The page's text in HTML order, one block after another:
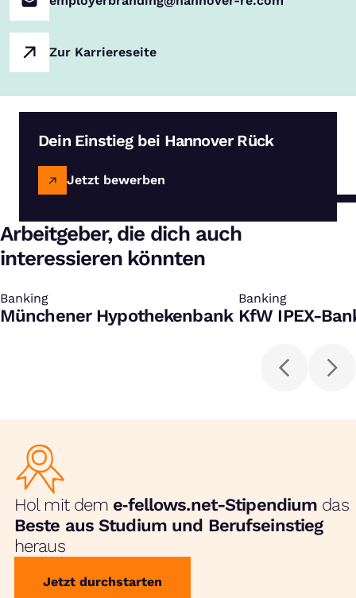
Zur Karriereseite
Dein Einstieg bei Hannover Rück
Jetzt bewerben
Arbeitgeber, die dich auch
interessieren könnten
Banking
:
Münchener Hypothekenbank
Banking
:
KfW IPEX-
Hol mit dem e‑fellows.net-Stipendium das
Beste aus Studium und Berufseinstieg
heraus
Jetzt durchstarten